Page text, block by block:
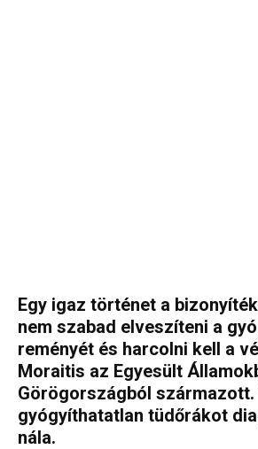
Egy igaz történet a
nem szabad elveszíteni a
reményét és harcolni kell a
Moraitis az Egyesült
Görögországból származott.
gyógyíthatatlan tüdőrákot
nála.